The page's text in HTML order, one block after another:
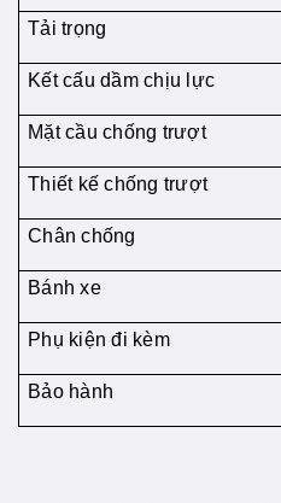
Tải trọng
Kết cấu dầm chịu lực
Mặt cầu chống trượt
Thiết kế chống trượt
Chân chống
Bánh xe
Phụ kiện đi kèm
Bảo hành